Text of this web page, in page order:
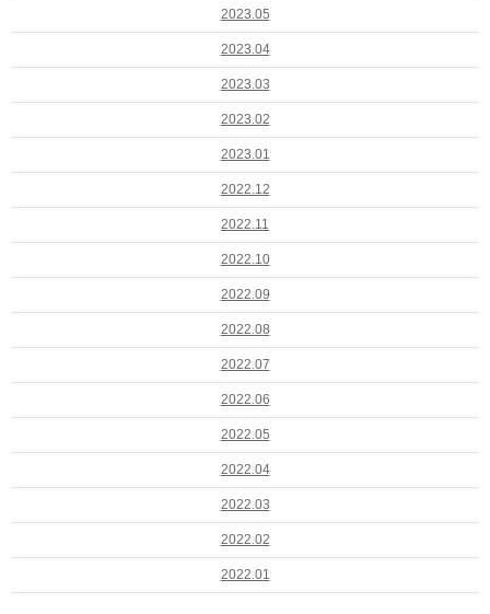
2023.05
2023.04
2023.03
2023.02
2023.01
2022.12
2022.11
2022.10
2022.09
2022.08
2022.07
2022.06
2022.05
2022.04
2022.03
2022.02
2022.01